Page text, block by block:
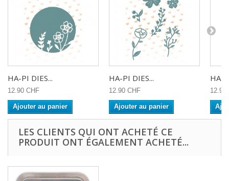
HA-PI DIES...
12.90 CHF
Ajouter au panier
HA-PI DIES...
12.90 CHF
Ajouter au panier
HA-
12.90
LES CLIENTS QUI ONT ACHETÉ CE
PRODUIT ONT ÉGALEMENT ACHETÉ...